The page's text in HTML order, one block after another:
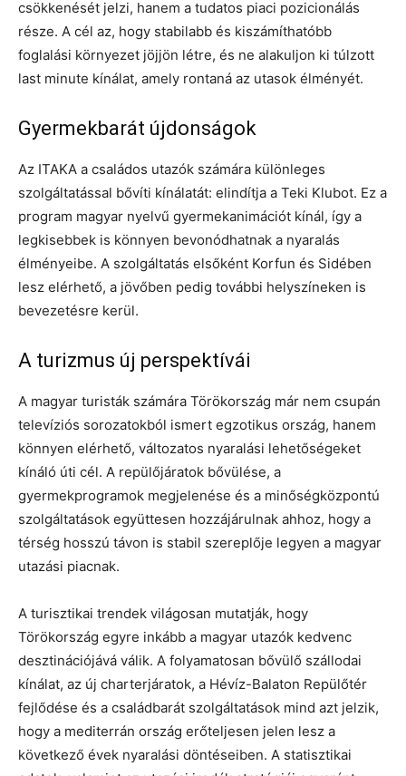
csökkenését jelzi, hanem a tudatos piaci pozicionálás
része. A cél az, hogy stabilabb és kiszámíthatóbb
foglalási környezet jöjjön létre, és ne alakuljon ki túlzott
last minute kínálat, amely rontaná az utasok élményét.
Gyermekbarát újdonságok
Az ITAKA a családos utazók számára különleges
szolgáltatással bővíti kínálatát: elindítja a Teki Klubot. Ez a
program magyar nyelvű gyermekanimációt kínál, így a
legkisebbek is könnyen bevonódhatnak a nyaralás
élményeibe. A szolgáltatás elsőként Korfun és Sidében
lesz elérhető, a jövőben pedig további helyszíneken is
bevezetésre kerül.
A turizmus új perspektívái
A magyar turisták számára Törökország már nem csupán
televíziós sorozatokból ismert egzotikus ország, hanem
könnyen elérhető, változatos nyaralási lehetőségeket
kínáló úti cél. A repülőjáratok bővülése, a
gyermekprogramok megjelenése és a minőségközpontú
szolgáltatások együttesen hozzájárulnak ahhoz, hogy a
térség hosszú távon is stabil szereplője legyen a magyar
utazási piacnak.
A turisztikai trendek világosan mutatják, hogy
Törökország egyre inkább a magyar utazók kedvenc
desztinációjává válik. A folyamatosan bővülő szállodai
kínálat, az új charterjáratok, a Hévíz-Balaton Repülőtér
fejlődése és a családbarát szolgáltatások mind azt jelzik,
hogy a mediterrán ország erőteljesen jelen lesz a
következő évek nyaralási döntéseiben. A statisztikai